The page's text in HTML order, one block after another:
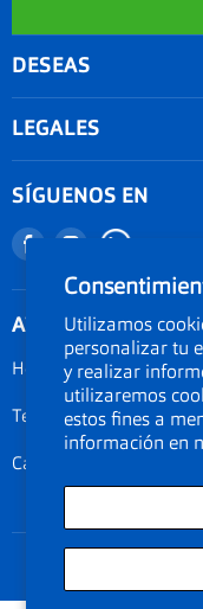
Utilizamos
personalizar tu
y realizar
utilizaremos
estos fines a
información en
DESEAS
Seguimiento de Pedido
Nuestro blog
Documentos
Documentos
LEGALES
Promociones
Políticas de Envío
Política de privacidad
Legal de cookies
Documentos
Términos del servicio
SÍGUENOS EN
Encuéntranos
Encuéntranos
ATENCIÓN AL
Horarios: Lunes a
Teléfono 01-3190134
Calle Amador Merino